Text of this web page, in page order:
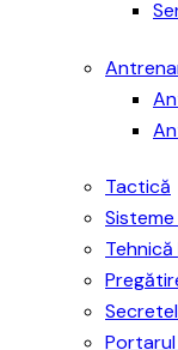
Tactică
Portarul